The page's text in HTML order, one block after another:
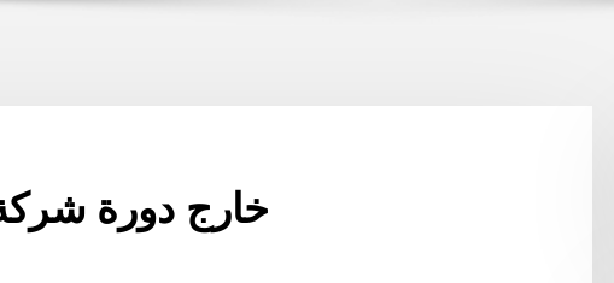
خارج دورة